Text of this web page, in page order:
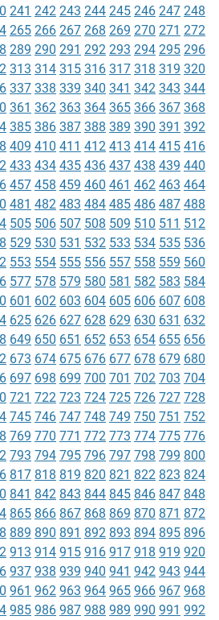
241 242 243 244 245 246 247 248
265 266 267 268 269 270 271 272
289 290 291 292 293 294 295 296
313 314 315 316 317 318 319 320
337 338 339 340 341 342 343 344
361 362 363 364 365 366 367 368
385 386 387 388 389 390 391 392
409 410 411 412 413 414 415 416
433 434 435 436 437 438 439 440
457 458 459 460 461 462 463 464
481 482 483 484 485 486 487 488
505 506 507 508 509 510 511 512
529 530 531 532 533 534 535 536
553 554 555 556 557 558 559 560
577 578 579 580 581 582 583 584
601 602 603 604 605 606 607 608
625 626 627 628 629 630 631 632
649 650 651 652 653 654 655 656
673 674 675 676 677 678 679 680
697 698 699 700 701 702 703 704
721 722 723 724 725 726 727 728
745 746 747 748 749 750 751 752
769 770 771 772 773 774 775 776
793 794 795 796 797 798 799 800
817 818 819 820 821 822 823 824
841 842 843 844 845 846 847 848
865 866 867 868 869 870 871 872
889 890 891 892 893 894 895 896
913 914 915 916 917 918 919 920
937 938 939 940 941 942 943 944
961 962 963 964 965 966 967 968
985 986 987 988 989 990 991 992